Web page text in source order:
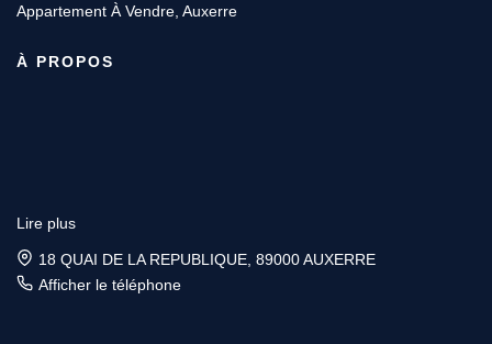
Appartement À Vendre, Auxerre
À PROPOS
Lire plus
18 QUAI DE LA REPUBLIQUE, 89000 AUXERRE
Afficher le téléphone